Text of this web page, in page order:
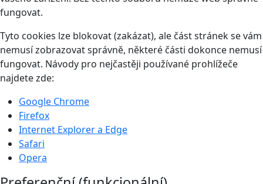
fungovat.
Tyto cookies lze blokovat (zakázat), ale část stránek se vám
nemusí zobrazovat správně, některé části dokonce nemusí
fungovat. Návody pro nejčastěji používané prohlížeče
najdete zde:
Google Chrome
Firefox
Internet Explorer a Edge
Safari
Opera